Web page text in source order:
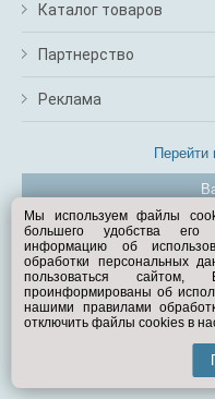
Каталог товаров
Партнерство
Реклама
©
Мы используем файлы
большего удобства его
информацию об
обработки персональных
пользоваться
проинформированы об
нашими правилами
отключить файлы cookies в